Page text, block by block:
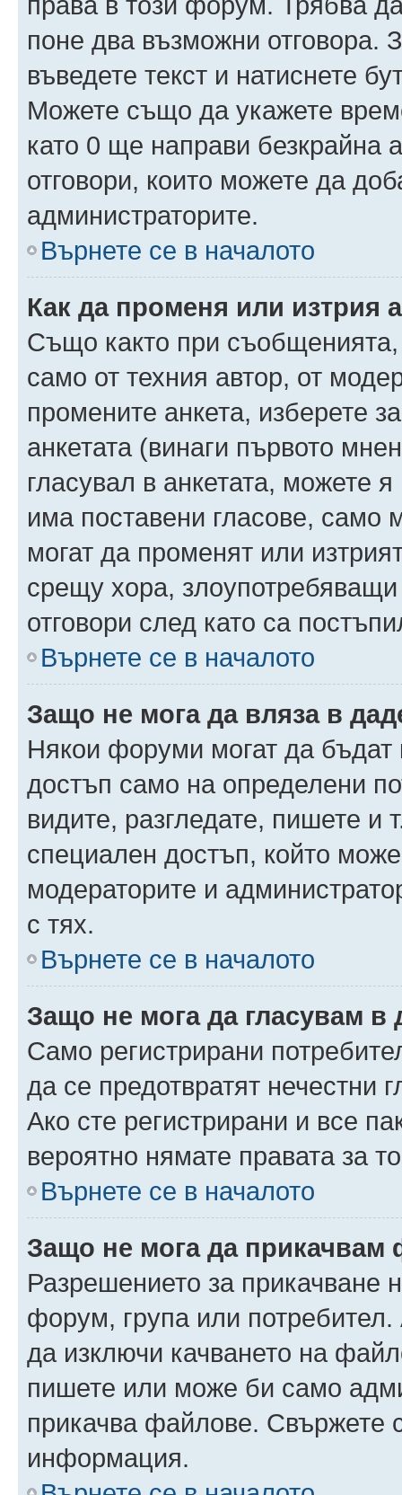
поне два възможни отговора.
въведете текст и натиснете
Можете също да укажете
като 0 ще направи безкрайна
отговори, които можете да
администраторите.
Върнете се в началото
Как да променя или изтрия
Също както при съобщенията,
само от техния автор, от
промените анкета, изберете
анкетата (винаги първото
гласувал в анкетата, можете
има поставени гласове, само
могат да променят или
срещу хора,
отговори след като са
Върнете се в началото
Защо не мога да вляза в
Някои форуми могат да бъдат
достъп само на определени
видите, разгледате, пишете
специален достъп, който
модераторите и
с тях.
Върнете се в началото
Защо не мога да гласувам в
Само регистрирани
да се предотвратят нечестни
Ако сте регистрирани и все
вероятно нямате правата за
Върнете се в началото
Защо не мога да прикачвам
Разрешението за
форум, група или
да изключи качването на
пишете или може би само
прикачва файлове. Свържете
информация.